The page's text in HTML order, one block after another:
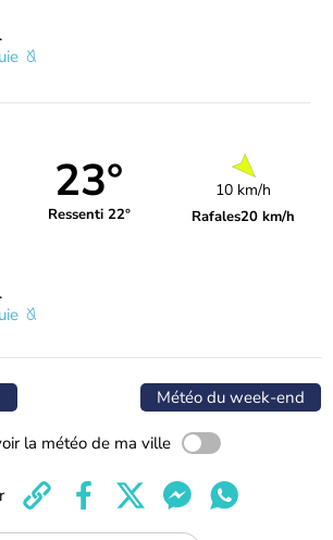
23°
Ressenti 22°
10 km/h
Rafales20 km/h
Météo du week-end
la météo de ma ville